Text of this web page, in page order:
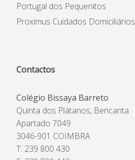
Portugal dos Pequenitos
Proximus Cuidados Domiciliários
Contactos
Colégio Bissaya Barreto
Quinta dos Plátanos, Bencanta
Apartado 7049
3046-901 COIMBRA
T: 239 800 430